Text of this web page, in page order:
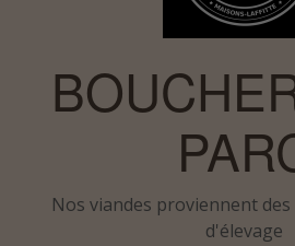
Nos viandes proviennent
d'élevage